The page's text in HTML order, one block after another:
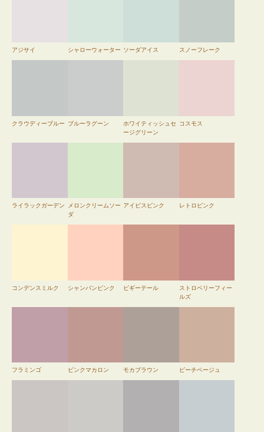
アジサイ シャローウォーター ソーダアイス スノーフレーク
クラウディーブルー ブルーラグーン
ホワイティッシュセ
ージグリーン
コスモス
ライラックガーデン
メロンクリームソー
ダ
アイビスピンク レトロピンク
コンデンスミルク シャンパンピンク ピギーテール
ストロベリーフィー
ルズ
フラミンゴ ピンクマカロン モカブラウン ピーチベージュ